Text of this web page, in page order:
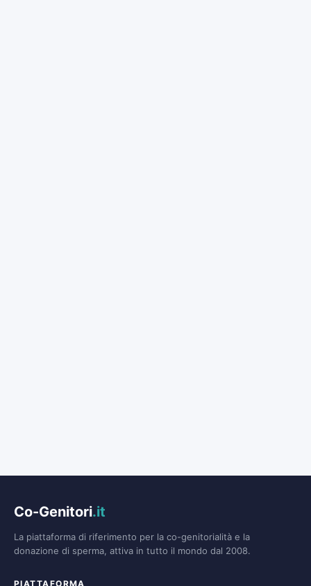
Co-Genitori.it
La piattaforma di riferimento per la co-genitorialità e la
donazione di sperma, attiva in tutto il mondo dal 2008.
PIATTAFORMA